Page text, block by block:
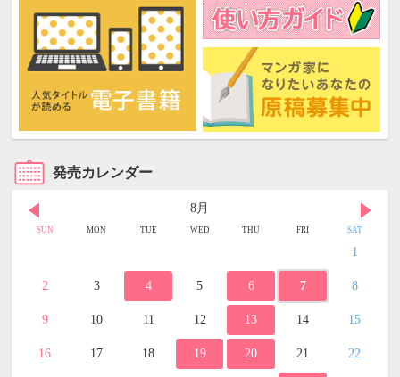
発売カレンダー
8月
SUN MON TUE WED THU FRI SAT
1
2 3 4 5 6 7 8
9 10 11 12 13 14 15
16 17 18 19 20 21 22